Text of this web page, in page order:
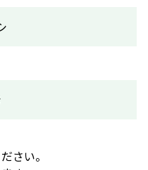
さい。